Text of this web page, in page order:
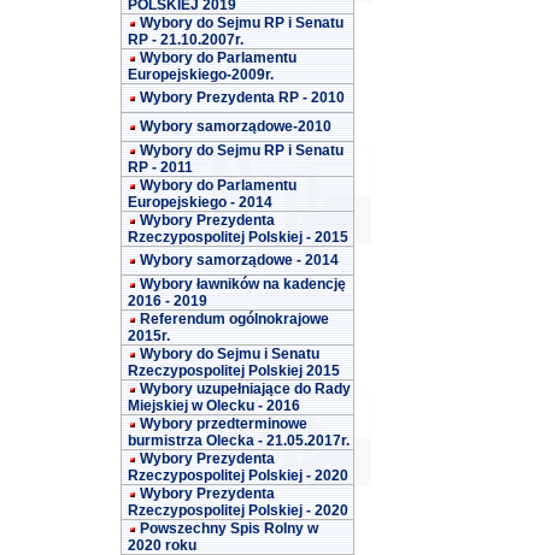
POLSKIEJ 2019
Wybory do Sejmu RP i Senatu
RP - 21.10.2007r.
Wybory do Parlamentu
Europejskiego-2009r.
Wybory Prezydenta RP - 2010
Wybory samorządowe-2010
Wybory do Sejmu RP i Senatu
RP - 2011
Wybory do Parlamentu
Europejskiego - 2014
Wybory Prezydenta
Rzeczypospolitej Polskiej - 2015
Wybory samorządowe - 2014
Wybory ławników na kadencję
2016 - 2019
Referendum ogólnokrajowe
2015r.
Wybory do Sejmu i Senatu
Rzeczypospolitej Polskiej 2015
Wybory uzupełniające do Rady
Miejskiej w Olecku - 2016
Wybory przedterminowe
burmistrza Olecka - 21.05.2017r.
Wybory Prezydenta
Rzeczypospolitej Polskiej - 2020
Wybory Prezydenta
Rzeczypospolitej Polskiej - 2020
Powszechny Spis Rolny w
2020 roku